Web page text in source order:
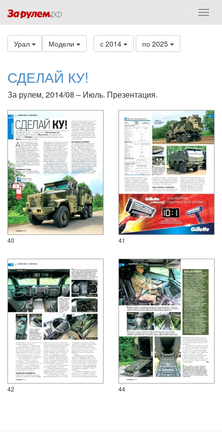
Урал Модели с 2014 по 2025
СДЕЛАЙ КУ!
За рулем, 2014/08 – Июль. Презентация.
40 41
42 44